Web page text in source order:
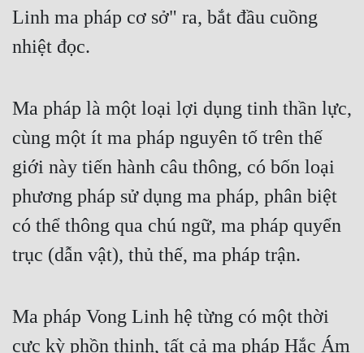
Linh ma pháp cơ sở" ra, bắt đầu cuồng
nhiệt đọc.
Ma pháp là một loại lợi dụng tinh thần lực,
cùng một ít ma pháp nguyên tố trên thế
giới này tiến hành câu thông, có bốn loại
phương pháp sử dụng ma pháp, phân biệt
có thể thông qua chú ngữ, ma pháp quyển
trục (dẫn vật), thủ thế, ma pháp trận.
Ma pháp Vong Linh hệ từng có một thời
cực kỳ phồn thịnh, tất cả ma pháp Hắc Ám